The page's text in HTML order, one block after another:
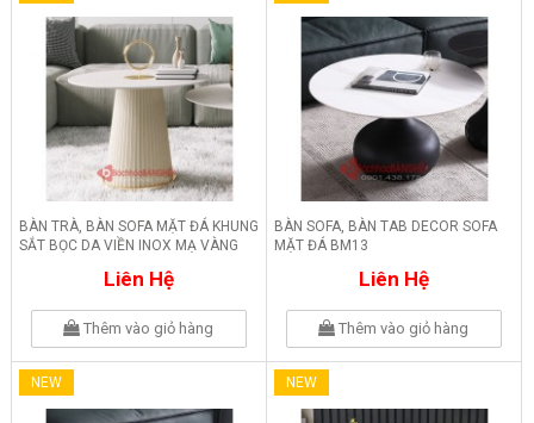
BÀN TRÀ, BÀN SOFA MẶT ĐÁ KHUNG
SẮT BỌC DA VIỀN INOX MẠ VÀNG
Liên Hệ
Thêm vào giỏ hàng
BÀN SOFA, BÀN TAB DECOR SOFA
MẶT ĐÁ BM13
Liên Hệ
Thêm vào giỏ hàng
NEW NEW